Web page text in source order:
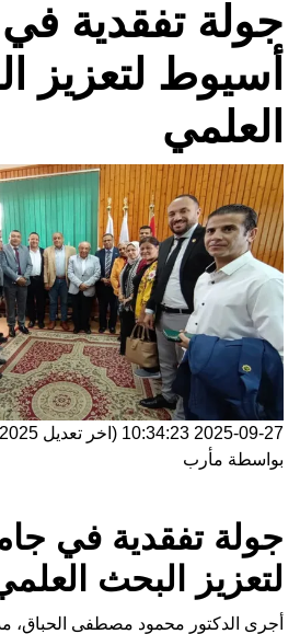
جولة تفقدية
أسيوط لتعزيز
العلمي
2025-09-27 10:34:23 (اخر تعديل 2025-09-27 10:34:23
بواسطة مأرب
جولة تفقدية في
لتعزيز البحث
أجرى الدكتور محمود مصطفى الحباق،